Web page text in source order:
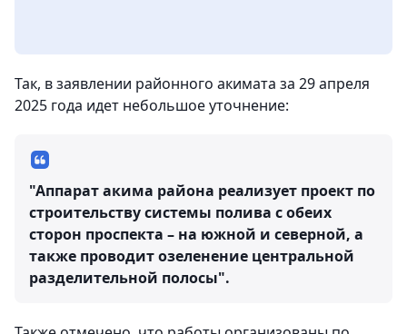
Так, в заявлении районного акимата за 29 апреля
2025 года идет небольшое уточнение:
"Аппарат акима района реализует проект по
строительству системы полива с обеих
сторон проспекта – на южной и северной, а
также проводит озеленение центральной
разделительной полосы".